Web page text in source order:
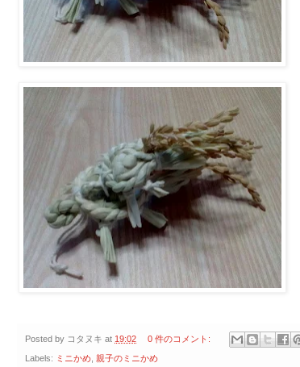
Posted by コタヌキ at 19:02 0 件のコメント:
Labels: ミニかめ 親子のミニかめ